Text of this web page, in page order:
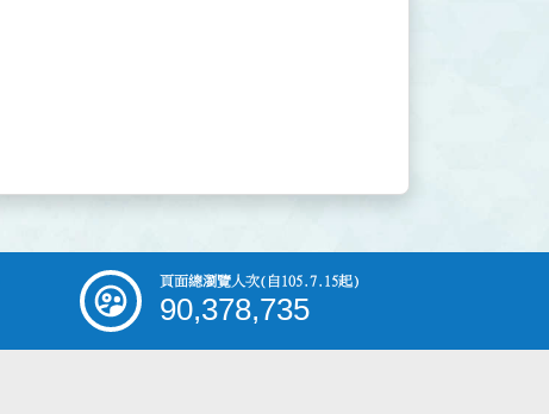
頁面總瀏覽人次(自105.7.15起)
90,378,735